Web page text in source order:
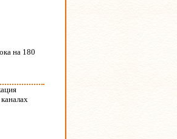
на 180